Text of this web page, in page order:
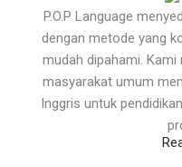
P.O.P Language
dengan metode yang
mudah dipahami. Kami
masyarakat umum
Inggris untuk